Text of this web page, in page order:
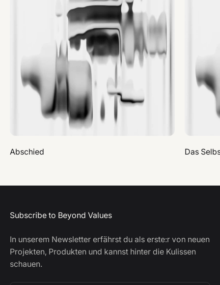
Abschied Das
Subscribe to Beyond Values
In unserem Newsletter erfährst du als erste:r von neuen
Projekten, Produkten und kannst hinter die Kulissen
schauen.